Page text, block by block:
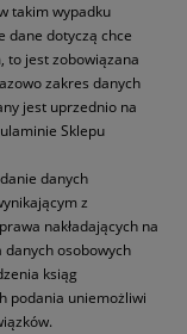
takim wypadku
dane dotyczą chce
to jest zobowiązana
zakres danych
jest uprzednio na
Sklepu
danych
z
nakładających na
osobowych
ksiąg
podania uniemożliwi